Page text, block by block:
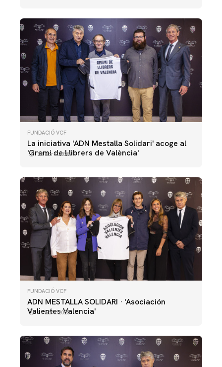
FUNDACIÓ VCF
La iniciativa 'ADN Mestalla Solidari' acoge al
'Gremi de Llibrers de València'
23 abril 2025
FUNDACIÓ VCF
ADN MESTALLA SOLIDARI · 'Asociación
Valientes Valencia'
14 abril 2025